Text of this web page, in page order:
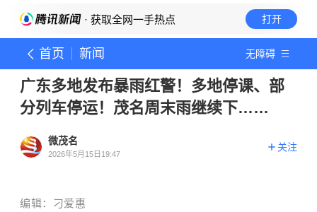
· 获取全网一手热点 打开
首页 新闻 无障碍
广东多地发布暴雨红警！多地停课、部
分列车停运！茂名周末雨继续下……
微茂名
2026年5月15日19:47
关注
编辑：刁爱惠